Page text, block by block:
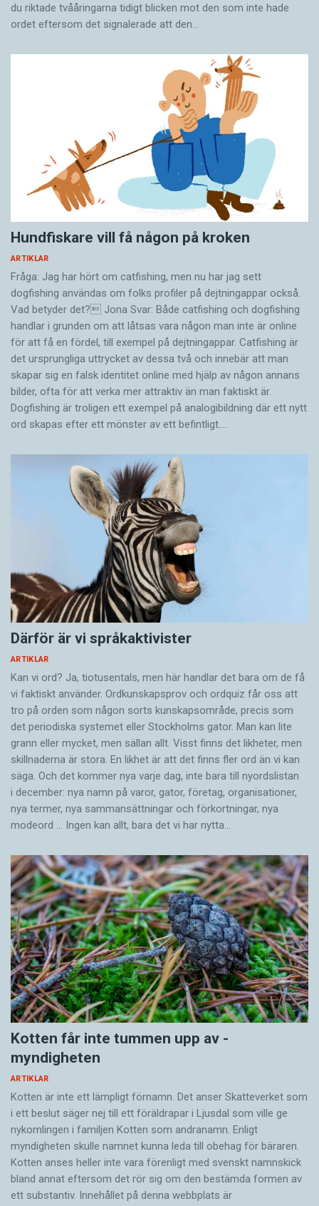
du riktade tvååringarna tidigt blicken mot den som inte hade
ordet eftersom det ­signalerade att den…
Hundfiskare vill få någon på kroken
ARTIKLAR
Fråga: Jag har hört om catfishing, men nu har jag sett
dogfishing användas om folks profiler på dejtningappar också.
Vad betyder det? Jona Svar: Både catfishing och dogfishing
handlar i grunden om att låtsas vara någon man inte är online
för att få en fördel, till exempel på dejtningappar. Catfishing är
det ursprungliga uttrycket av dessa två och innebär att man
skapar sig en falsk identitet online med hjälp av någon annans
bilder, ofta för att verka mer attraktiv än man faktiskt är.
Dogfishing är troligen ett exempel på analogibildning där ett nytt
ord skapas efter ett mönster av ett befintligt.…
Därför är vi språkaktivister
ARTIKLAR
Kan vi ord? Ja, tiotusentals, men här handlar det bara om de få
vi faktiskt använder. Ordkunskapsprov och ordquiz får oss att
tro på orden som någon sorts kunskapsområde, precis som
det periodiska systemet eller Stockholms gator. Man kan lite
grann eller mycket, men sällan allt. Visst finns det likheter, men
skillnaderna är stora. En likhet är att det finns fler ord än vi kan
säga. Och det kommer nya varje dag, inte bara till nyordslistan
i december: nya namn på varor, gator, företag, organisationer,
nya termer, nya samman­sättningar och förkortningar, nya
modeord … Ingen kan allt, bara det vi har nytta…
Kotten får inte tummen upp av ­
myndigheten
ARTIKLAR
Kotten är inte ett lämpligt förnamn. Det anser Skatte­verket som
i ett beslut säger nej till ett föräldra­par i Ljusdal som ville ge
nykomlingen i familjen Kotten som andranamn. Enligt
myndigheten skulle namnet kunna leda till obehag för bäraren.
Kotten anses heller inte vara förenligt med svenskt namnskick
bland annat eftersom det rör sig om den bestämda formen av
ett substantiv. Innehållet på denna webbplats är